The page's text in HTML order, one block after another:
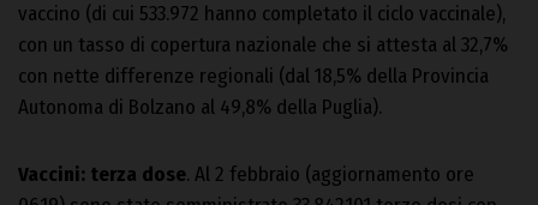
vaccino (di cui 533.972 hanno completato il ciclo vaccinale),
con un tasso di copertura nazionale che si attesta al 32,7%
con nette differenze regionali (dal 18,5% della Provincia
Autonoma di Bolzano al 49,8% della Puglia).
Vaccini: terza dose. Al 2 febbraio (aggiornamento ore